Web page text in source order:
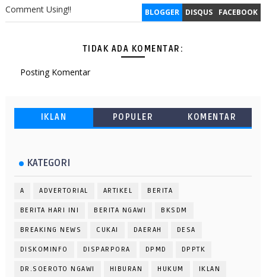
BLOGGER DISQUS FACEBOOK
Comment Using!!
TIDAK ADA KOMENTAR:
Posting Komentar
IKLAN POPULER KOMENTAR
KATEGORI
A ADVERTORIAL ARTIKEL BERITA
BERITA HARI INI BERITA NGAWI BKSDM
BREAKING NEWS CUKAI DAERAH DESA
DISKOMINFO DISPARPORA DPMD DPPTK
DR.SOEROTO NGAWI HIBURAN HUKUM IKLAN